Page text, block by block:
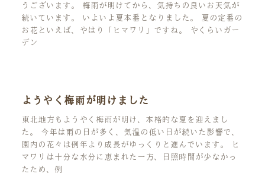
うございます。 梅雨が明けてから、気持ちの良いお天気が
続いています。 いよいよ夏本番となりました。 夏の定番の
お花といえば、やはり「ヒマワリ」ですね。 やくらいガー
デン
ようやく梅雨が明けました
東北地方もようやく梅雨が明け、本格的な夏を迎えまし
た。 今年は雨の日が多く、気温の低い日が続いた影響で、
園内の花々は例年より成長がゆっくりと進んでいます。 ヒ
マワリは十分な水分に恵まれた一方、日照時間が少なかっ
たため、例